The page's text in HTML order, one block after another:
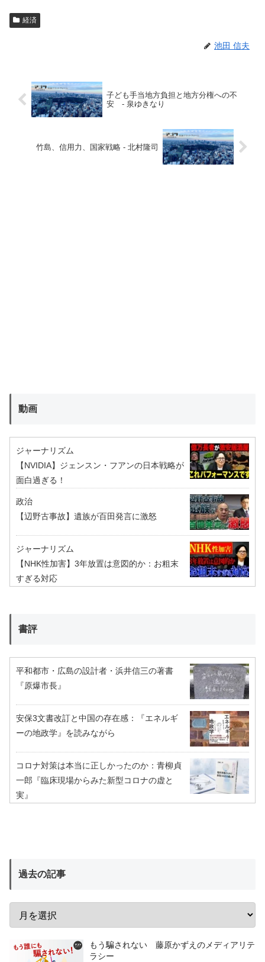
経済
池田 信夫
子ども手当地方負担と地方分権への不
安 - 泉ゆきなり
竹島、信用力、国家戦略 - 北村隆司
動画
ジャーナリズム
【NVIDIA】ジェンスン・フアンの日本戦略が
面白過ぎる！
政治
【辺野古事故】遺族が百田発言に激怒
ジャーナリズム
【NHK性加害】3年放置は意図的か：お粗末
すぎる対応
書評
平和都市・広島の設計者・浜井信三の著書
『原爆市長』
安保3文書改訂と中国の存在感：『エネルギ
ーの地政学』を読みながら
コロナ対策は本当に正しかったのか：青柳貞
一郎『臨床現場からみた新型コロナの虚と
実』
過去の記事
もう騙されない 藤原かずえのメディアリテ
ラシー